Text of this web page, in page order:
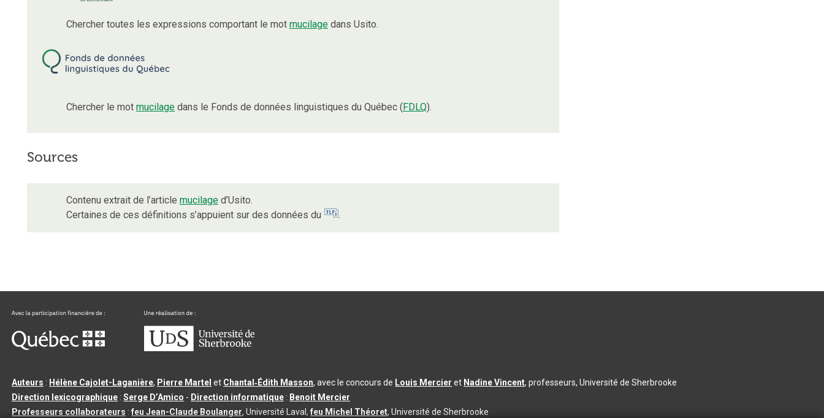
Chercher toutes les expressions comportant le mot mucilage dans Usito.
Chercher le mot mucilage dans le Fonds de données linguistiques du Québec (FDLQ).
Sources
Contenu extrait de l’article mucilage d’Usito.
Certaines de ces définitions s’appuient sur des données du
.
Auteurs : Hélène Cajolet-Laganière, Pierre Martel et Chantal‑Édith Masson, avec le concours de Louis Mercier et Nadine Vincent, professeurs, Université de Sherbrooke
Direction lexicographique :Serge D’Amico - Direction informatique : Benoit Mercier
Professeurs collaborateurs :feu Jean-Claude Boulanger, Université Laval,feu Michel Théoret, Université de Sherbrooke